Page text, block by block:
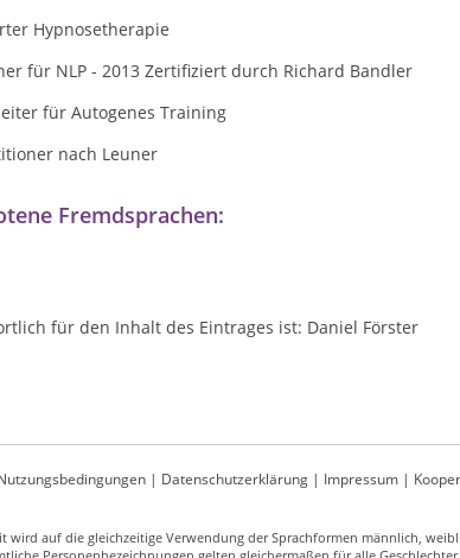
Hypnosetherapie
für NLP - 2013 Zertifiziert durch Richard Bandler
für Autogenes Training
nach Leuner
Fremdsprachen:
für den Inhalt des Eintrages ist: Daniel Förster
| Datenschutzerklärung| Impressum|
wird auf die gleichzeitige Verwendung der Sprachformen männlich,